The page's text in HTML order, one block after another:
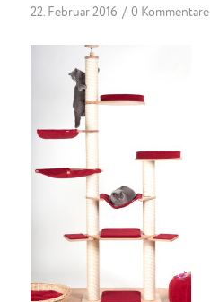
22. Februar 2016 / 0 Kommentare